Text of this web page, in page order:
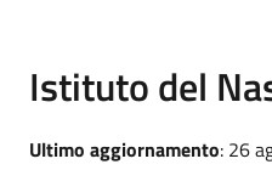
Istituto del
Ultimo aggiornamento: 26